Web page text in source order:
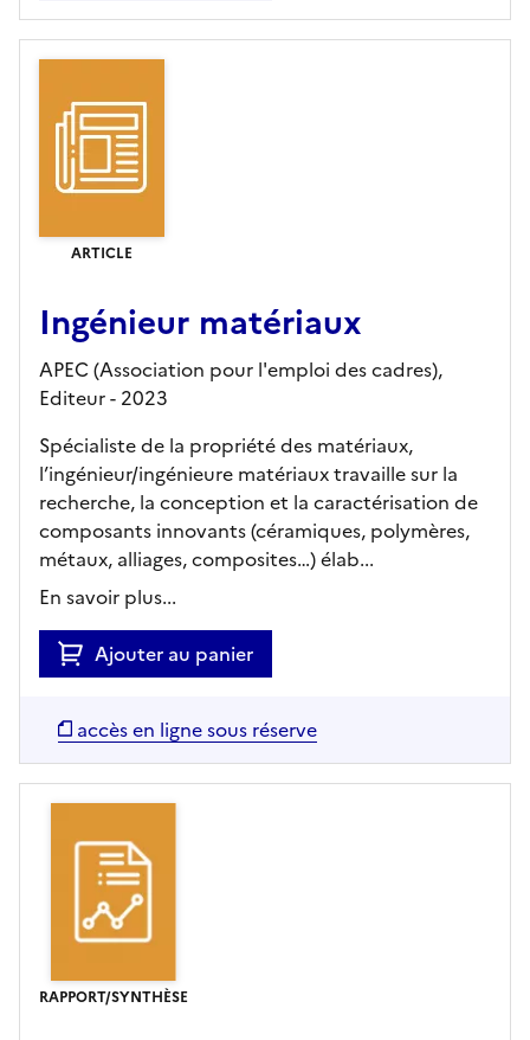
ARTICLE
Ingénieur matériaux
APEC (Association pour l'emploi des cadres),
Editeur- 2023
Spécialiste de la propriété des matériaux,
l’ingénieur/ingénieure matériaux travaille sur la
recherche, la conception et la caractérisation de
composants innovants (céramiques, polymères,
métaux, alliages, composites…) élab...
En savoir plus...
Ajouter au panier
accès en ligne sous réserve
RAPPORT/SYNTHÈSE